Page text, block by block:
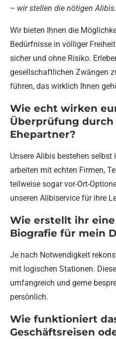
– wir stellen die nötigen Alibis.
Wir bieten Ihnen die
Bedürfnisse in völliger
sicher und ohne Risiko.
gesellschaftlichen Zwängen
führen, das wirklich Ihnen
Wie echt wirken
Überprüfung durch
Ehepartner?
Unsere Alibis bestehen
arbeiten mit echten Firmen,
teilweise sogar vor-Ort-
unseren Alibiservice für ihre
Wie erstellt ihr
Biografie für mein
Je nach Notwendigkeit
mit logischen Stationen.
umfangreich und gerne
persönlich.
Wie funktioniert
Geschäftsreisen